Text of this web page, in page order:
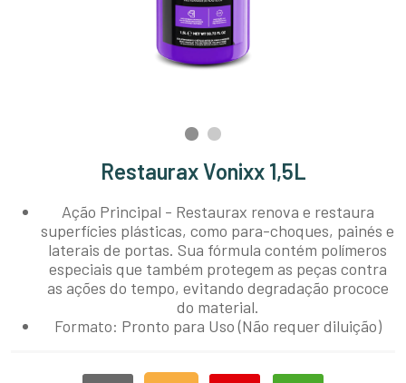
Restaurax Vonixx 1,5L
Ação Principal - Restaurax renova e restaura
superfícies plásticas, como para-choques, painés e
laterais de portas. Sua fórmula contém polímeros
especiais que também protegem as peças contra
as ações do tempo, evitando degradação prococe
do material.
Formato: Pronto para Uso (Não requer diluição)